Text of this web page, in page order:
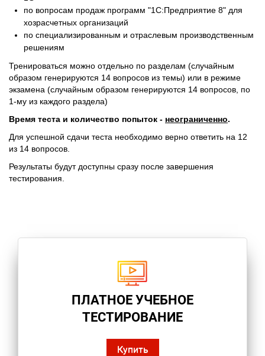
по вопросам продаж программ "1С:Предприятие 8" для
хозрасчетных организаций
по специализированным и отраслевым производственным
решениям
Тренироваться можно отдельно по разделам (случайным
образом генерируются 14 вопросов из темы) или в режиме
экзамена (случайным образом генерируются 14 вопросов, по
1-му из каждого раздела)
Время теста и количество попыток - неограниченно.
Для успешной сдачи теста необходимо верно ответить на 12
из 14 вопросов.
Результаты будут доступны сразу после завершения
тестирования.
ПЛАТНОЕ УЧЕБНОЕ
ТЕСТИРОВАНИЕ
Купить